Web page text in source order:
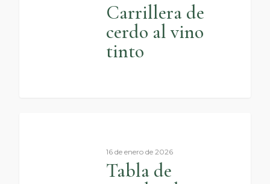
Carrillera de
cerdo al vino
tinto
16 de enero de 2026
Tabla de